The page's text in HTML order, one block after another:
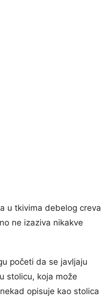
u tkivima debelog creva
ne izaziva nikakve
početi da se javljaju
stolicu, koja može
opisuje kao stolica